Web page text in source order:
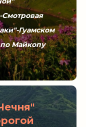
Смотровая
Гуамском
по Майкопу